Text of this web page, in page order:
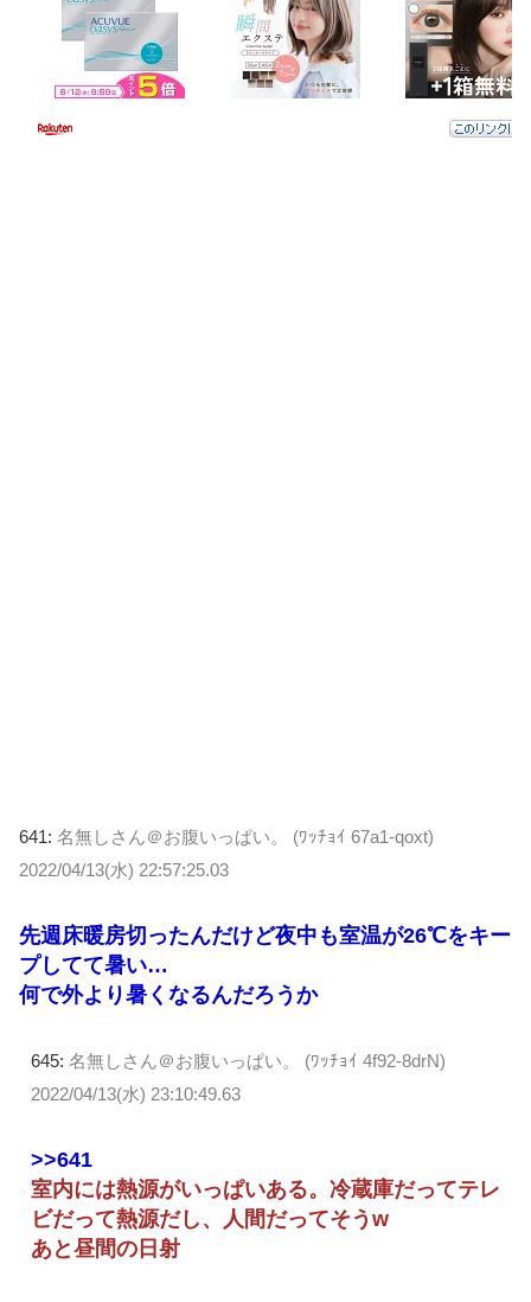
641: 名無しさん＠お腹いっぱい。 (ﾜｯﾁｮｲ 67a1-qoxt)
2022/04/13(水) 22:57:25.03
先週床暖房切ったんだけど夜中も室温が26℃をキー
プしてて暑い…
何で外より暑くなるんだろうか
645: 名無しさん＠お腹いっぱい。 (ﾜｯﾁｮｲ 4f92-8drN)
2022/04/13(水) 23:10:49.63
>>641
室内には熱源がいっぱいある。冷蔵庫だってテレ
ビだって熱源だし、人間だってそうw
あと昼間の日射